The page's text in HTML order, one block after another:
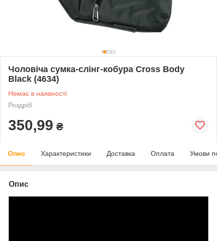
Чоловіча сумка-слінг-кобура Cross Body
Black (4634)
Немає в наявності
Роздріб
350,99 ₴
Опис Характеристики Доставка Оплата Умови
Опис